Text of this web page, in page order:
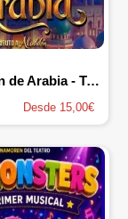
El Ladrón de Arabia - Tributo a Aladdín
Desde 15,00€